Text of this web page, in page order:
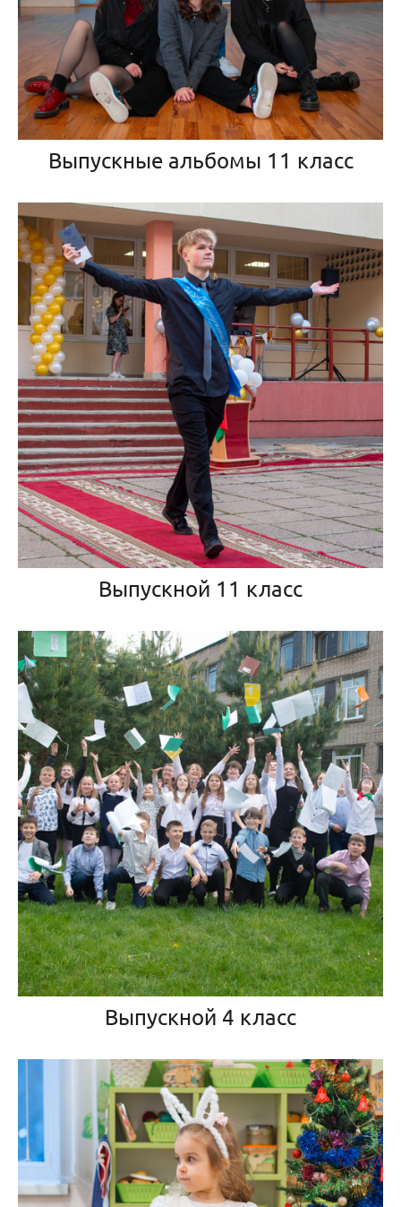
Выпускные альбомы 11 класс
Выпускной 11 класс
Выпускной 4 класс